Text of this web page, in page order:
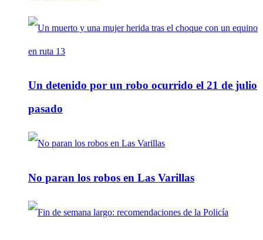
Un detenido por un robo ocurrido el 21 de julio
pasado
No paran los robos en Las Varillas